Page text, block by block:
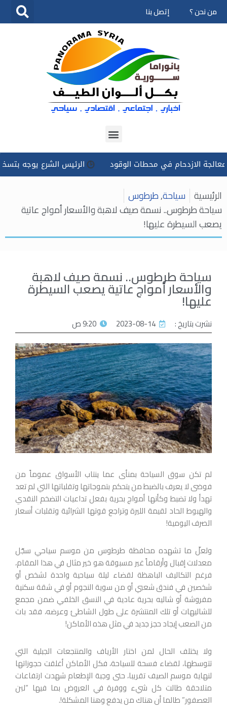
تخطى
من نحن ؟ إتصل بنا
في محطات الوقود الرئيس الشرع يوجه بتسخير كل
الرئيسية سياحة,طرطوس
سياحة طرطوس.. نسمة صيف لاهبة والأسعار أمواج عاتية
يصعب السيطرة عليها!
سياحة طرطوس.. نسمة صيف لاهبة
والأسعار أمواج عاتية يصعب السيطرة
عليها!
نشرت بتاريخ : 2023-08-14 9:20 ص
لم تكن سوق السياحة بمنأى عما ينتاب الأسواق عموماً من
فوضى لا يعرف بالضبط من يتحكم بتموجاتها وتقلباتها التي لم تعد
تهدأ ولا تضبط وكأنها أمواج بحرية بفعل تداعيات التضخم النقدي
والهبوط الحاد لقيمة الليرة وتراجع قوتها الشرائية وتقلبات أسعار
الصرف اليومية!
ولعلّ ما تشهده محافظة طرطوس من موسم سياحي سجّل
معدلات إقبال وأرقاماً غير مسبوقة هو خير مثال في هذا المقام،
فرغم التكاليف الباهظة لقضاء ليلة سياحية واحدة لشخص أو
شخصين في فندق شعبي أو من سوية النجوم أو في شقة سكنية
مفروشة أو شاليه بحرية عادية في النسق الخلفي ضمن مجمع
للشاليهات أو تلك المنتشرة على طول الشاطئ وعرضه، فقد بات
من الصعب إيجاد حجز جديد في مثل هذه الأماكن!
ولا يختلف الحال لمن اختار الأرياف والمنتجعات الجبلية التي
تتوسطها، لقضاء فسحة للسياحة، فكل الأماكن أغلقت حجوزاتها
لنهاية موسم الصيف تقريبا، حتى وجبة الإطعام شهدت ارتفاعات
متلاحقة طالت كل شيء ووفرة في العروض بما فيها “لبن
العصفور” طالما أن هناك من يدفع وهنا المشكلة!.